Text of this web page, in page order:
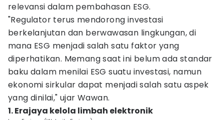
relevansi dalam pembahasan ESG.
"Regulator terus mendorong investasi
berkelanjutan dan berwawasan lingkungan, di
mana ESG menjadi salah satu faktor yang
diperhatikan. Memang saat ini belum ada standar
baku dalam menilai ESG suatu investasi, namun
ekonomi sirkular dapat menjadi salah satu aspek
yang dinilai," ujar Wawan.
1. Erajaya kelola limbah elektronik